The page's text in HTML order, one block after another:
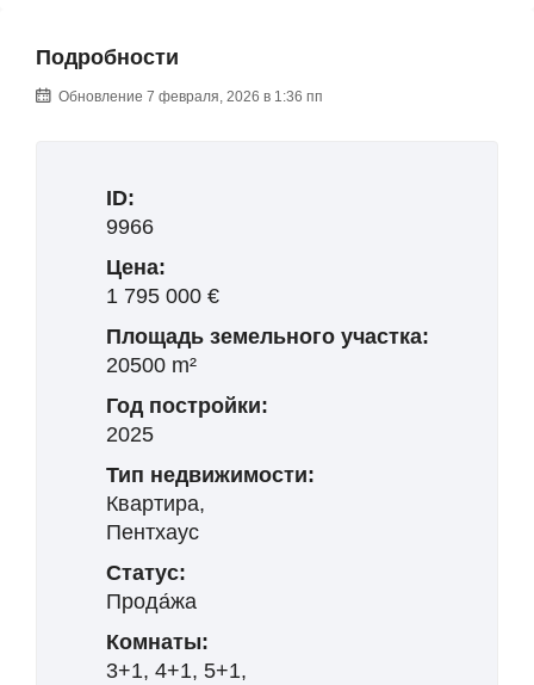
Подробности
Обновление 7 февраля, 2026 в 1:36 пп
ID:
9966
Цена:
1 795 000 €
Площадь земельного участка:
20500 m²
Год постройки:
2025
Тип недвижимости:
Квартира,
Пентхаус
Статус:
Прода́жа
Комнаты:
3+1, 4+1, 5+1,